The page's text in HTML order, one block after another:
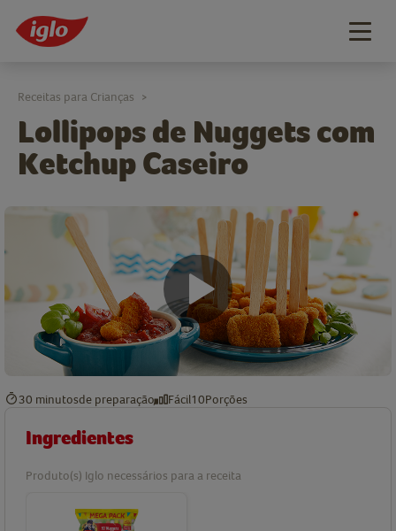
Lollipops de Nuggets com
Ketchup Caseiro
Receitas para Crianças >
30 minutosde preparação Fácil10Porções
Ingredientes
Produto(s) Iglo necessários para a receita